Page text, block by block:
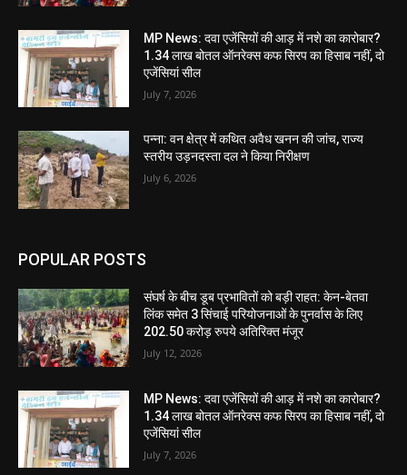
MP News: दवा एजेंसियों की आड़ में नशे का कारोबार?
1.34 लाख बोतल ऑनरेक्स कफ सिरप का हिसाब नहीं, दो
एजेंसियां सील
July 7, 2026
पन्ना: वन क्षेत्र में कथित अवैध खनन की जांच, राज्य
स्तरीय उड़नदस्ता दल ने किया निरीक्षण
July 6, 2026
POPULAR POSTS
संघर्ष के बीच डूब प्रभावितों को बड़ी राहत: केन-बेतवा
लिंक समेत 3 सिंचाई परियोजनाओं के पुनर्वास के लिए
202.50 करोड़ रुपये अतिरिक्त मंजूर
July 12, 2026
MP News: दवा एजेंसियों की आड़ में नशे का कारोबार?
1.34 लाख बोतल ऑनरेक्स कफ सिरप का हिसाब नहीं, दो
एजेंसियां सील
July 7, 2026